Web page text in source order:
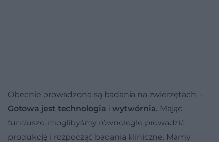
Obecnie prowadzone są badania na zwierzętach. -
Gotowa jest technologia i wytwórnia. Mając
fundusze, moglibyśmy równolegle prowadzić
produkcję i rozpocząć badania kliniczne. Mamy